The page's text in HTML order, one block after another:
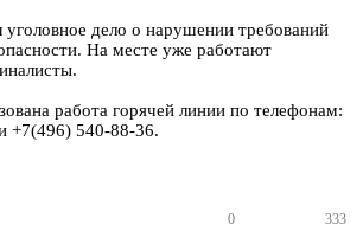
уголовное дело о нарушении требований
На месте уже работают
работа горячей линии по телефонам:
77-55 и +7(496) 540-88-36.
0 333